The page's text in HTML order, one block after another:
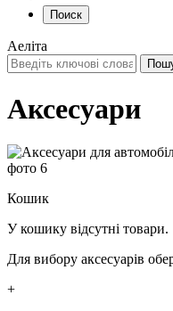
Поиск
Аеліта
Аксесуари
Кошик
У кошику відсутні товари.
Для вибору аксесуарів
+